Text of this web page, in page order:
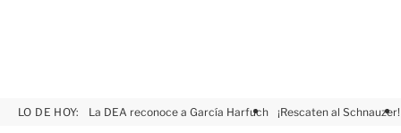
LO DE HOY: La DEA reconoce a García Harfuch ¡Rescaten al Schnauzer!